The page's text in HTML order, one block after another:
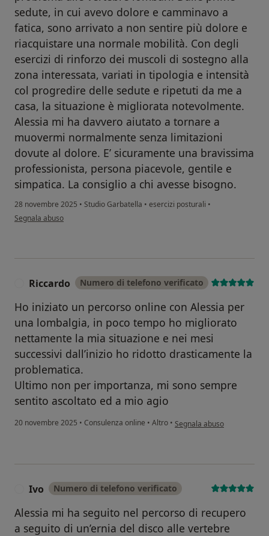
sedute, in cui avevo dolore e camminavo a
fatica, sono arrivato a non sentire più dolore e
riacquistare una normale mobilità. Con degli
esercizi di rinforzo dei muscoli di sostegno alla
zona interessata, variati in tipologia e intensità
col progredire delle sedute e ripetuti da me a
casa, la situazione è migliorata notevolmente.
Alessia mi ha davvero aiutato a tornare a
muovermi normalmente senza limitazioni
dovute al dolore. E’ sicuramente una bravissima
professionista, persona piacevole, gentile e
simpatica. La consiglio a chi avesse bisogno.
28 novembre 2025 • Studio Garbatella • esercizi posturali •
secondo l'opinione dell'utente Vittorio
Segnala abuso
Riccardo Numero di telefono verificato
Ho iniziato un percorso online con Alessia per
una lombalgia, in poco tempo ho migliorato
nettamente la mia situazione e nei mesi
successivi dall’inizio ho ridotto drasticamente la
problematica.
Ultimo non per importanza, mi sono sempre
sentito ascoltato ed a mio agio
20 novembre 2025 • Consulenza online • Altro • secondo l'opinione
Segnala abuso
Ivo Numero di telefono verificato
Alessia mi ha seguito nel percorso di recupero
a seguito di un’ernia del disco alle vertebre